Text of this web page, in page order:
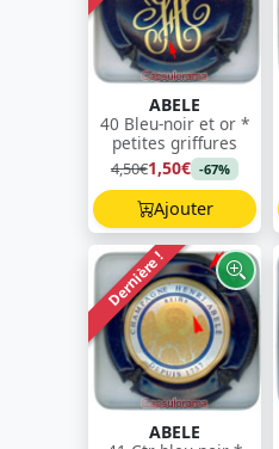
ABELE
40 Bleu-noir et or *
petites griffures
4,50€1,50€ -67%
Ajouter
Dernière !
ABELE